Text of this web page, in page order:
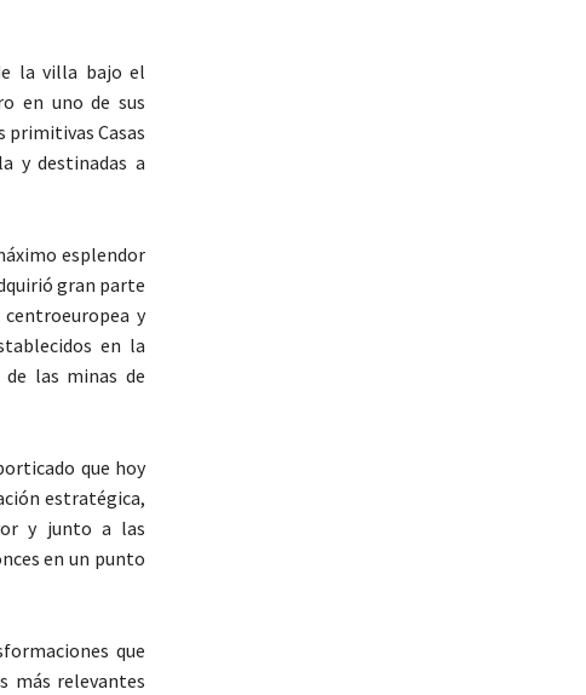
la villa bajo el
en uno de sus
primitivas Casas
y destinadas a
esplendor
gran parte
y
en la
las minas de
que hoy
estratégica,
y junto a las
en un punto
que
más relevantes